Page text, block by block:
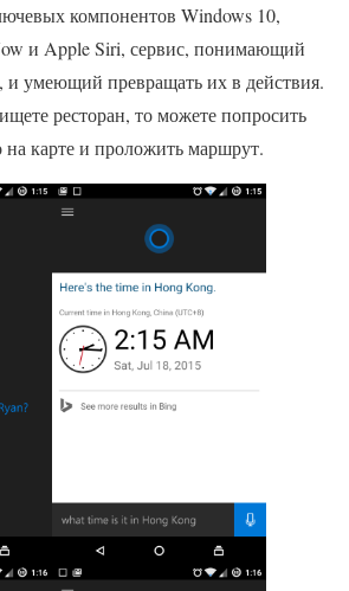
компонентов Windows 10,
и Apple Siri, сервис, понимающий
и умеющий превращать их в действия.
ресторан, то можете попросить
на карте и проложить маршрут.